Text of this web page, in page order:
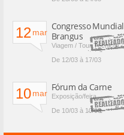
12mar
Congresso Mundial
Brangus
Viagem / Tour Técnico
De 12/03 à 17/03
10mar
Fórum da Carne
Exposição/feira
De 10/03 à 10/03